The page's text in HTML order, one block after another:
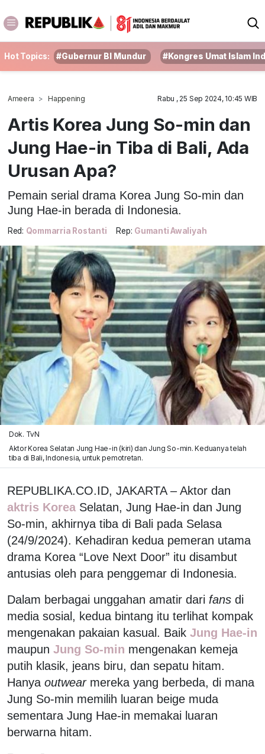
Hot Topics: #Gubernur BI Mundur #Kongres Umat Islam
Ameera Happening Rabu , 25 Sep 2024, 10:45 WIB
Artis Korea Jung So-min dan
Jung Hae-in Tiba di Bali, Ada
Urusan Apa?
Pemain serial drama Korea Jung So-min dan
Jung Hae-in berada di Indonesia.
Red: Qommarria Rostanti Rep: Gumanti Awaliyah
Dok. TvN
Aktor Korea Selatan Jung Hae-in (kiri) dan Jung So-min. Keduanya telah
tiba di Bali, Indonesia, untuk pemotretan.
REPUBLIKA.CO.ID, JAKARTA – Aktor dan
aktris Korea Selatan, Jung Hae-in dan Jung
So-min, akhirnya tiba di Bali pada Selasa
(24/9/2024). Kehadiran kedua pemeran utama
drama Korea “Love Next Door” itu disambut
antusias oleh para penggemar di Indonesia.
Dalam berbagai unggahan amatir dari fans di
media sosial, kedua bintang itu terlihat kompak
mengenakan pakaian kasual. Baik Jung Hae-in
maupun Jung So-min mengenakan kemeja
putih klasik, jeans biru, dan sepatu hitam.
Hanya outwearmereka yang berbeda, di mana
Jung So-min memilih luaran beige muda
sementara Jung Hae-in memakai luaran
berwarna hitam.